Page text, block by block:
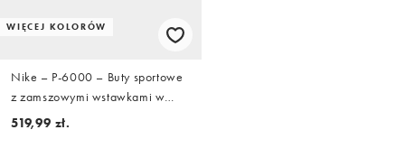
WIĘCEJ KOLORÓW
Nike – P-6000 – Buty sportowe
z zamszowymi wstawkami w
kolorze beżowym i khaki
519,99 zł.